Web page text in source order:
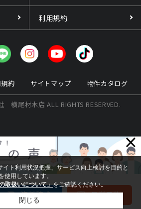
利用規約
約 サイトマップ 物件カタログ
横尾材木店 ALL RIGHTS RESERVED.
×
ト利用状況把握、サービス向上検討を目的と
使用しています。
取扱いについて」をご確認ください。
閉じる